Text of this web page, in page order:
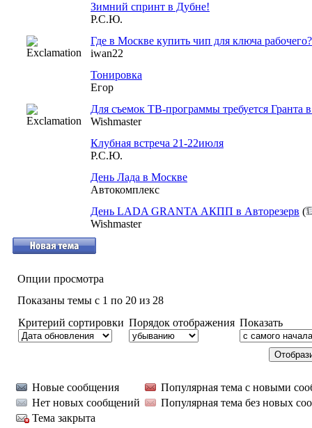
Зимний спринт в Дубне!
Р.С.Ю.
Где в Москве купить чип для ключа рабочего?
iwan22
Тонировка
Егор
Для съемок ТВ-программы требуется Гранта
Wishmaster
Клубная встреча 21-22июля
Р.С.Ю.
День Лада в Москве
Автокомплекс
День LADA GRANTA АКПП в Авторезерв (
Wishmaster
Опции просмотра
Показаны темы с 1 по 20 из 28
Критерий сортировки Порядок отображения Показать
Новые сообщения
Популярная тема с новыми
Нет новых сообщений
Популярная тема без новых
Тема закрыта